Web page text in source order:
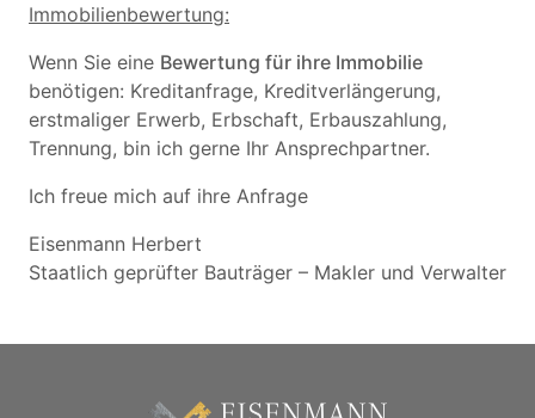
Immobilienbewertung:
Wenn Sie eine Bewertung für ihre Immobilie
benötigen: Kreditanfrage, Kreditverlängerung,
erstmaliger Erwerb, Erbschaft, Erbauszahlung,
Trennung, bin ich gerne Ihr Ansprechpartner.
Ich freue mich auf ihre Anfrage
Eisenmann Herbert
Staatlich geprüfter Bauträger – Makler und Verwalter